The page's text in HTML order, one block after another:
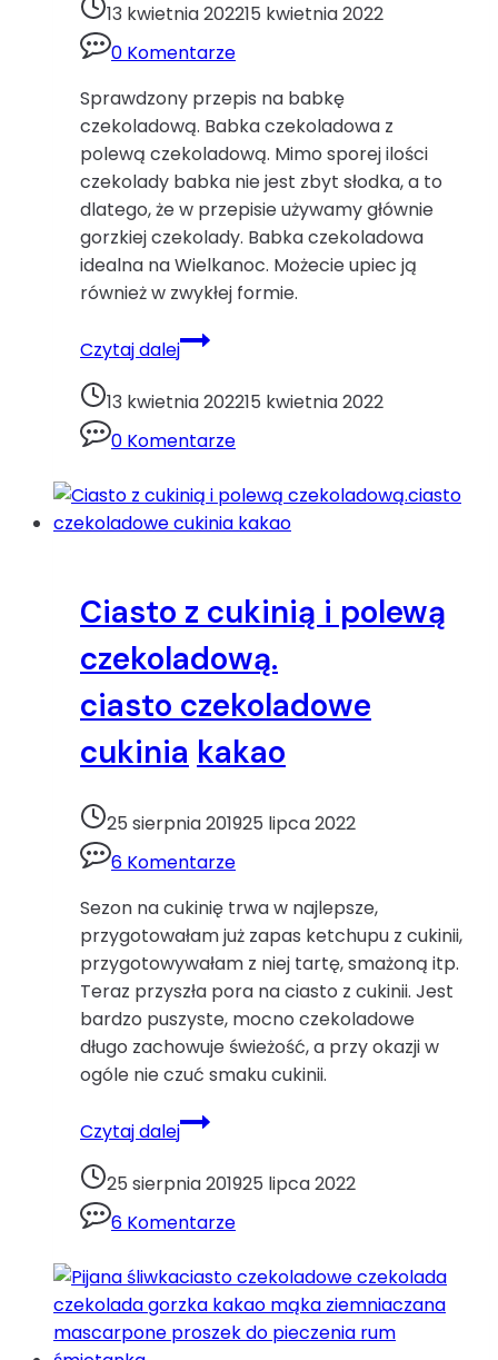
13 kwietnia 202215 kwietnia 2022
0 Komentarze
Sprawdzony przepis na babkę
czekoladową. Babka czekoladowa z
polewą czekoladową. Mimo sporej ilości
czekolady babka nie jest zbyt słodka, a to
dlatego, że w przepisie używamy głównie
gorzkiej czekolady. Babka czekoladowa
idealna na Wielkanoc. Możecie upiec ją
również w zwykłej formie.
Czytaj dalejBabka
czekoladowa
z
czekoladowe
czekolada
gorzka
do
pieczenia
Wielkanoc
13 kwietnia 202215 kwietnia 2022
0 Komentarze
Ciasto z cukinią i polewą
czekoladową.
ciasto czekoladowe
cukinia kakao
25 sierpnia 201925 lipca 2022
6 Komentarze
Sezon na cukinię trwa w najlepsze,
przygotowałam już zapas ketchupu z cukinii,
przygotowywałam z niej tartę, smażoną itp.
Teraz przyszła pora na ciasto z cukinii. Jest
bardzo puszyste, mocno czekoladowe
długo zachowuje świeżość, a przy okazji w
ogóle nie czuć smaku cukinii.
Czytaj dalejCiasto
z
cukinią
polewą
czekoladowe
cukinia
kakao
25 sierpnia 201925 lipca 2022
6 Komentarze